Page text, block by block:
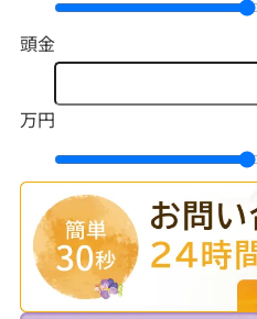
頭金
万円